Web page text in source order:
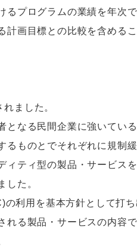
プログラムの業績を年次
画目標との比較を含めるこ
ました。
なる民間企業に強いてい
ものとでそれぞれに規制緩
ティ型の製品・サービス
した。
利用を基本方針として打
る製品・サービスの内容